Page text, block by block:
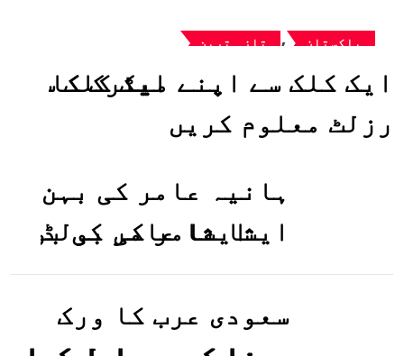
پاکستان , تازہ ترین
ایک کلک سے اپنے میٹرک کا
رزلٹ معلوم کریں
ہانیہ عامر کی بہن
ایشا عامر کی بولڈ
تصاویر وائرل ہو
گئیں
سعودی عرب کا ورک